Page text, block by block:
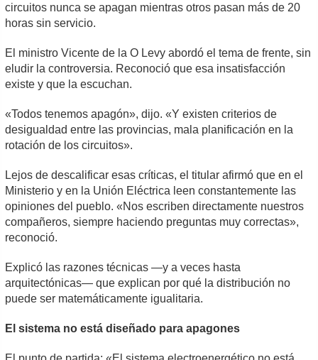
circuitos nunca se apagan mientras otros pasan más de 20
horas sin servicio.
El ministro Vicente de la O Levy abordó el tema de frente, sin
eludir la controversia. Reconoció que esa insatisfacción
existe y que la escuchan.
«Todos tenemos apagón», dijo. «Y existen criterios de
desigualdad entre las provincias, mala planificación en la
rotación de los circuitos».
Lejos de descalificar esas críticas, el titular afirmó que en el
Ministerio y en la Unión Eléctrica leen constantemente las
opiniones del pueblo. «Nos escriben directamente nuestros
compañeros, siempre haciendo preguntas muy correctas»,
reconoció.
Explicó las razones técnicas —y a veces hasta
arquitectónicas— que explican por qué la distribución no
puede ser matemáticamente igualitaria.
El sistema no está diseñado para apagones